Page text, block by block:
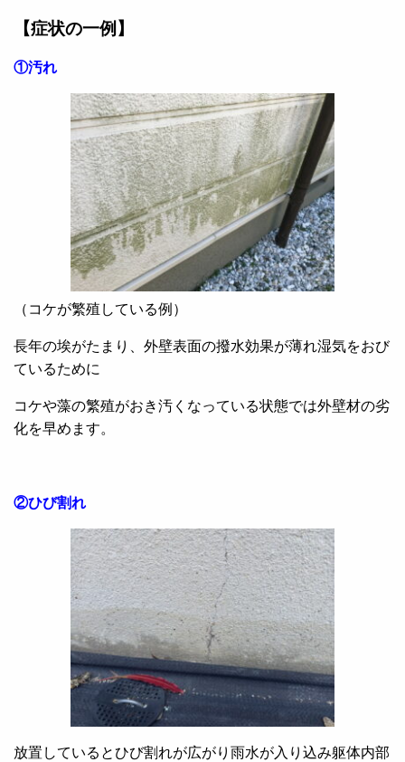
【症状の一例】
①汚れ
（コケが繁殖している例）
長年の埃がたまり、外壁表面の撥水効果が薄れ湿気をおび
ているために
コケや藻の繁殖がおき汚くなっている状態では外壁材の劣
化を早めます。
②ひび割れ
放置しているとひび割れが広がり雨水が入り込み躯体内部